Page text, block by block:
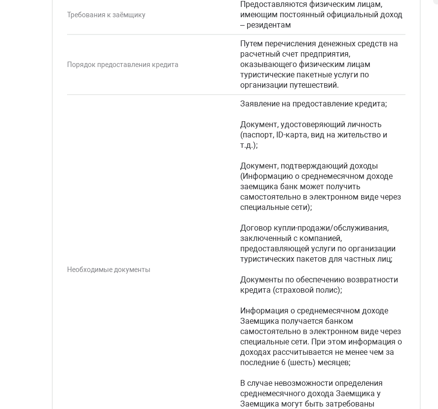
Требования к заёмщику
Предоставляются физическим лицам,
имеющим постоянный официальный доход
– резидентам
Порядок предоставления кредита
Путем перечисления денежных средств на
расчетный счет предприятия,
оказывающего физическим лицам
туристические пакетные услуги по
организации путешествий.
Необходимые документы
Заявление на предоставление кредита;
Документ, удостоверяющий личность
(паспорт, ID-карта, вид на жительство и
т.д.);
Документ, подтверждающий доходы
(Информацию о среднемесячном доходе
заемщика банк может получить
самостоятельно в электронном виде через
специальные сети);
Договор купли-продажи/обслуживания,
заключенный с компанией,
предоставляющей услуги по организации
туристических пакетов для частных лиц;
Документы по обеспечению возвратности
кредита (страховой полис);
Информация о среднемесячном доходе
Заемщика получается банком
самостоятельно в электронном виде через
специальные сети. При этом информация о
доходах рассчитывается не менее чем за
последние 6 (шесть) месяцев;
В случае невозможности определения
среднемесячного дохода Заемщика у
Заемщика могут быть затребованы